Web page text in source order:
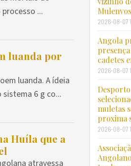
...
luanda por
luanda. A ídeia
6 g co...
Huíla que a
atravessa
Mulenvos
2026-08-07
Angola
cadetes
2026-08-07
muletas
proxima
2026-08-07